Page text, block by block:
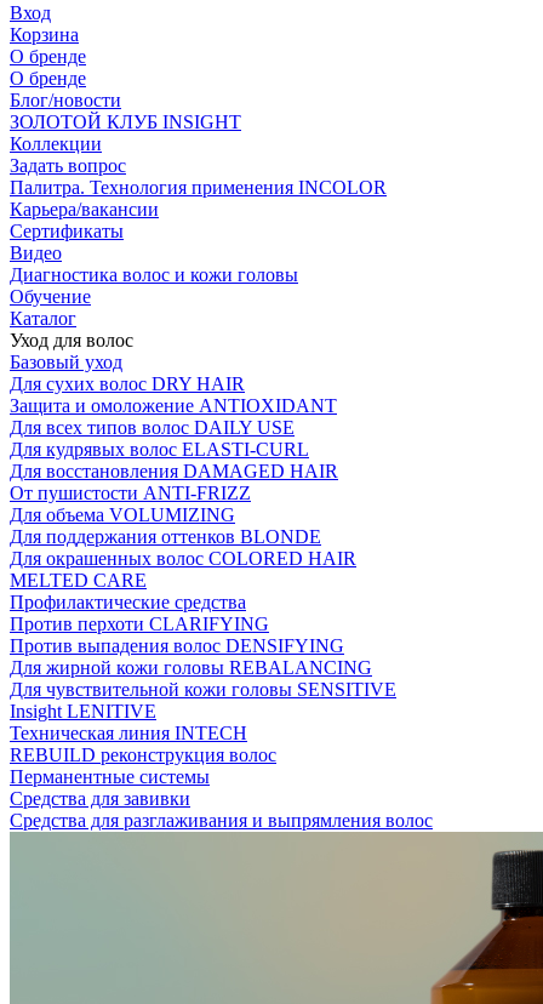
Вход
Корзина
О бренде
О бренде
Блог/новости
ЗОЛОТОЙ КЛУБ INSIGHT
Коллекции
Задать вопрос
Палитра. Технология применения INCOLOR
Карьера/вакансии
Сертификаты
Видео
Диагностика волос и кожи головы
Обучение
Каталог
Уход для волос
Базовый уход
Для сухих волос DRY HAIR
Защита и омоложение ANTIOXIDANT
Для всех типов волос DAILY USE
Для кудрявых волос ELASTI-CURL
Для восстановления DAMAGED HAIR
От пушистости ANTI-FRIZZ
Для объема VOLUMIZING
Для поддержания оттенков BLONDE
Для окрашенных волос COLORED HAIR
MELTED CARE
Профилактические средства
Против перхоти CLARIFYING
Против выпадения волос DENSIFYING
Для жирной кожи головы REBALANCING
Для чувствительной кожи головы SENSITIVE
Insight LENITIVE
Техническая линия INTECH
REBUILD реконструкция волос
Перманентные системы
Средства для завивки
Средства для разглаживания и выпрямления волос